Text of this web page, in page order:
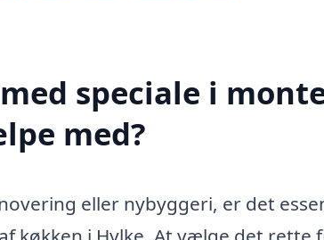
speciale i
med?
eller nybyggeri, er det